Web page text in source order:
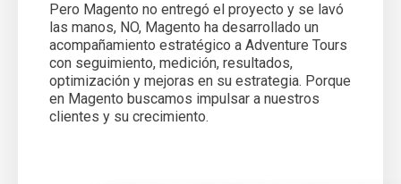
Pero Magento no entregó el proyecto y se lavó
las manos, NO, Magento ha desarrollado un
acompañamiento estratégico a Adventure Tours
con seguimiento, medición, resultados,
optimización y mejoras en su estrategia. Porque
en Magento buscamos impulsar a nuestros
clientes y su crecimiento.